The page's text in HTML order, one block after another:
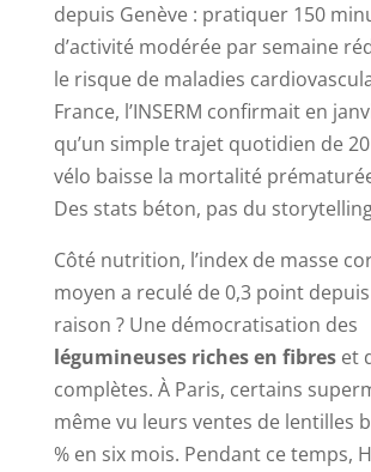
depuis Genève : pratiquer 150
d’activité modérée par semaine
le risque de maladies
France, l’INSERM confirmait en
qu’un simple trajet quotidien de
vélo baisse la mortalité
Des stats béton, pas du
Côté nutrition, l’index de masse
moyen a reculé de 0,3 point depuis
raison ? Une démocratisation des
légumineuses riches en fibreset
complètes. À Paris, certains
même vu leurs ventes de lentilles
% en six mois. Pendant ce temps,